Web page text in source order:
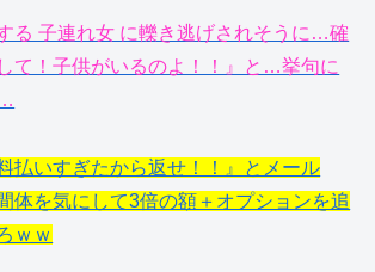
る 子連れ女 に轢き逃げされそうに…確
て！子供がいるのよ！！』と…挙句に
払いすぎたから返せ！！』とメール
体を気にして3倍の額＋オプションを追
ｗｗ